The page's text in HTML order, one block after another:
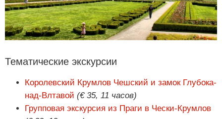
Тематические экскурсии
Королевский Крумлов Чешский и замок Глубока-
над-Влтавой (€ 35, 11 часов)
Групповая экскурсия из Праги в Чески-Крумлов